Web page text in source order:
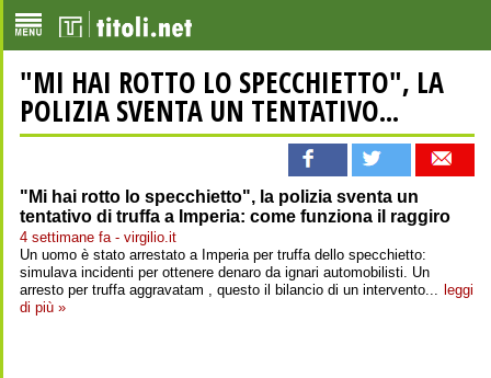
"MI HAI ROTTO LO SPECCHIETTO", LA
POLIZIA SVENTA UN TENTATIVO...
"Mi hai rotto lo specchietto", la polizia sventa un
tentativo di truffa a Imperia: come funziona il raggiro
4 settimane fa - virgilio.it
Un uomo è stato arrestato a Imperia per truffa dello specchietto:
simulava incidenti per ottenere denaro da ignari automobilisti. Un
arresto per truffa aggravatam , questo il bilancio di un intervento... leggi
di più »